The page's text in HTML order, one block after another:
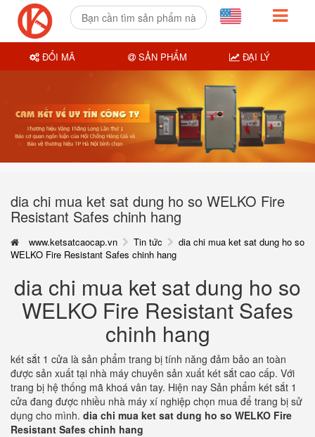
dia chi mua ket sat dung ho so WELKO Fire
Resistant Safes chinh hang
www.ketsatcaocap.vn Tin tức
dia chi mua ket sat dung ho so
WELKO Fire Resistant Safes chinh hang
dia chi mua ket sat dung ho so
WELKO Fire Resistant Safes
chinh hang
két sắt 1 cửa là sản phẩm trang bị tính năng đảm bảo an toàn
được sản xuất tại nhà máy chuyên sản xuất két sắt cao cấp. Với
trang bị hệ thống mã khoá vân tay. Hiện nay Sản phẩm két sắt 1
cửa đang được nhiều nhà máy xí nghiệp chọn mua để trang bị sử
dụng cho mình. dia chi mua ket sat dung ho so WELKO Fire
Resistant Safes chinh hang
ĐỔI MÃ SẢN PHẨM ĐẠI LÝ